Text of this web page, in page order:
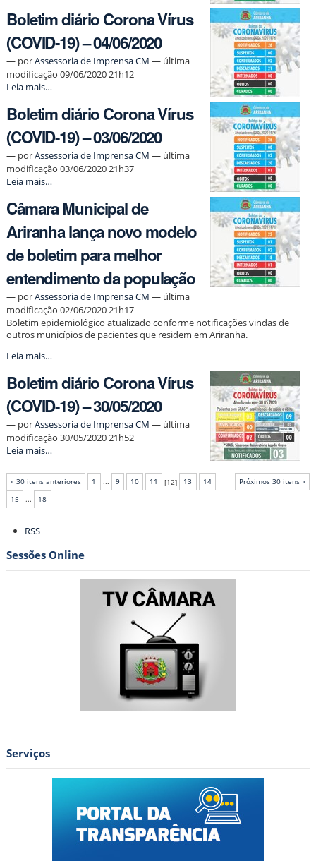
Corona
Vírus
(COVID-
19)
–
05/06/2020
-
Boletim diário Corona Vírus
(COVID-19) – 04/06/2020
— porAssessoria de Imprensa CM — última
modificação 09/06/2020 21h12
Boletim
Corona
Vírus
(COVID-
19)
–
04/06/2020
-
Leia mais…
Boletim diário Corona Vírus
(COVID-19) – 03/06/2020
— porAssessoria de Imprensa CM — última
modificação 03/06/2020 21h37
Boletim
Corona
Vírus
(COVID-
19)
–
03/06/2020
-
Leia mais…
Câmara Municipal de
Ariranha lança novo modelo
de boletim para melhor
entendimento da população
— porAssessoria de Imprensa CM — última
modificação 02/06/2020 21h17
Boletim epidemiológico atualizado conforme notificações vindas de
outros municípios de pacientes que residem em Ariranha.
Câmara
de
Ariranha
lança
novo
modelo
de
boletim
melhor
entendimento
da
população
Leia mais…
Boletim diário Corona Vírus
(COVID-19) – 30/05/2020
— porAssessoria de Imprensa CM — última
modificação 30/05/2020 21h52
Boletim
Corona
Vírus
(COVID-
19)
30/05/2020
Leia mais…
« 30 itens anteriores Próximos 30 itens »
1 ... 9 10 11 [12] 13
14
15
... 18
do
RSS
Sessões Online
Serviços